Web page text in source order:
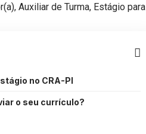
Auxiliar de Turma, Estágio para
no CRA-PI
o seu currículo?